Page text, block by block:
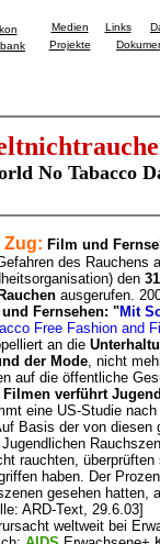
Medien Links
Projekte
No Tabacco
Zug: Film und
des Rauchens
den
ausgerufen.
Fernsehen: "Mit
Free Fashion and
an die
der Mode, nicht
auf die öffentliche
Filmen verführt
eine US-Studie
Basis der von
rauchten,
haben. Der
gesehen hatten,
ARD-Text, 29.6.03]
weltweit bei